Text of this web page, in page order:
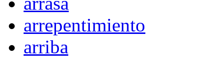
arrepentimiento
arriba